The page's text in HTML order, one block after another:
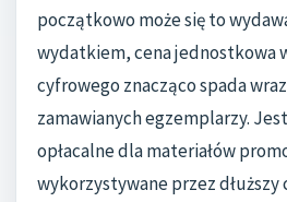
początkowo może się to
wydatkiem, cena jednostkowa
cyfrowego znacząco spada
zamawianych egzemplarzy.
opłacalne dla materiałów
wykorzystywane przez dłuższy